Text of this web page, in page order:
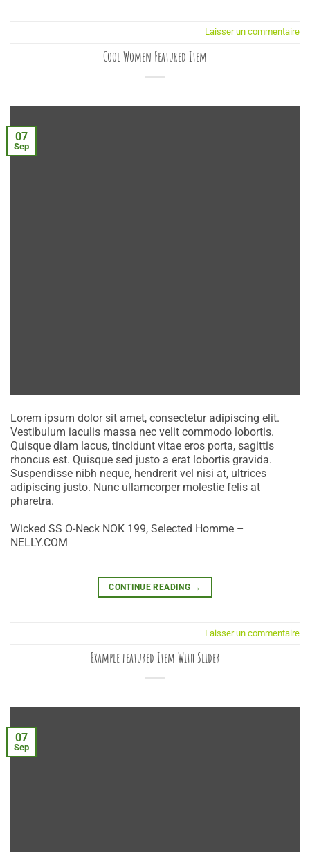
Laisser un commentaire
Cool Women Featured Item
07
Sep
Lorem ipsum dolor sit amet, consectetur adipiscing elit.
Vestibulum iaculis massa nec velit commodo lobortis.
Quisque diam lacus, tincidunt vitae eros porta, sagittis
rhoncus est. Quisque sed justo a erat lobortis gravida.
Suspendisse nibh neque, hendrerit vel nisi at, ultrices
adipiscing justo. Nunc ullamcorper molestie felis at
pharetra.
Wicked SS O-Neck NOK 199, Selected Homme –
NELLY.COM
CONTINUE READING →
Laisser un commentaire
Example featured Item With Slider
07
Sep